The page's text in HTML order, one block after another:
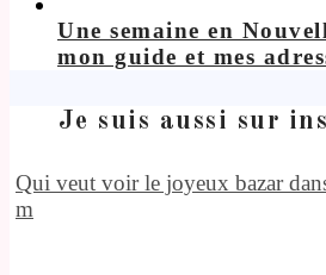
Une semaine en
mon guide et mes
Je suis aussi sur
Qui veut voir le joyeux bazar
m